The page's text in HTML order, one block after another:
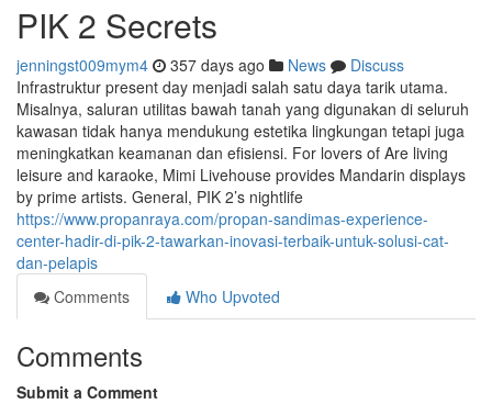
PIK 2 Secrets
jenningst009mym4 357 days ago News
Discuss
Infrastruktur present day menjadi salah satu daya tarik utama.
Misalnya, saluran utilitas bawah tanah yang digunakan di seluruh
kawasan tidak hanya mendukung estetika lingkungan tetapi juga
meningkatkan keamanan dan efisiensi. For lovers of Are living
leisure and karaoke, Mimi Livehouse provides Mandarin displays
by prime artists. General, PIK 2’s nightlife
https://www.propanraya.com/propan-sandimas-experience-
center-hadir-di-pik-2-tawarkan-inovasi-terbaik-untuk-solusi-cat-
dan-pelapis
Comments
Who Upvoted
Comments
Submit a Comment